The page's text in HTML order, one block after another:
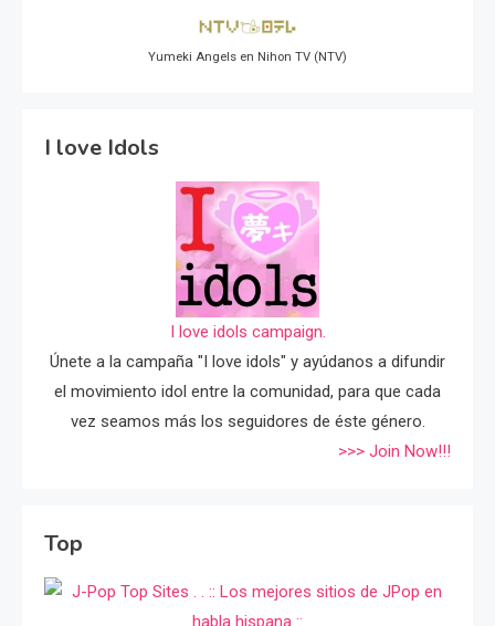
Yumeki Angels en Nihon TV (NTV)
I love Idols
I love idols campaign.
Únete a la campaña "I love idols" y ayúdanos a difundir
el movimiento idol entre la comunidad, para que cada
vez seamos más los seguidores de éste género.
>>> Join Now!!!
Top